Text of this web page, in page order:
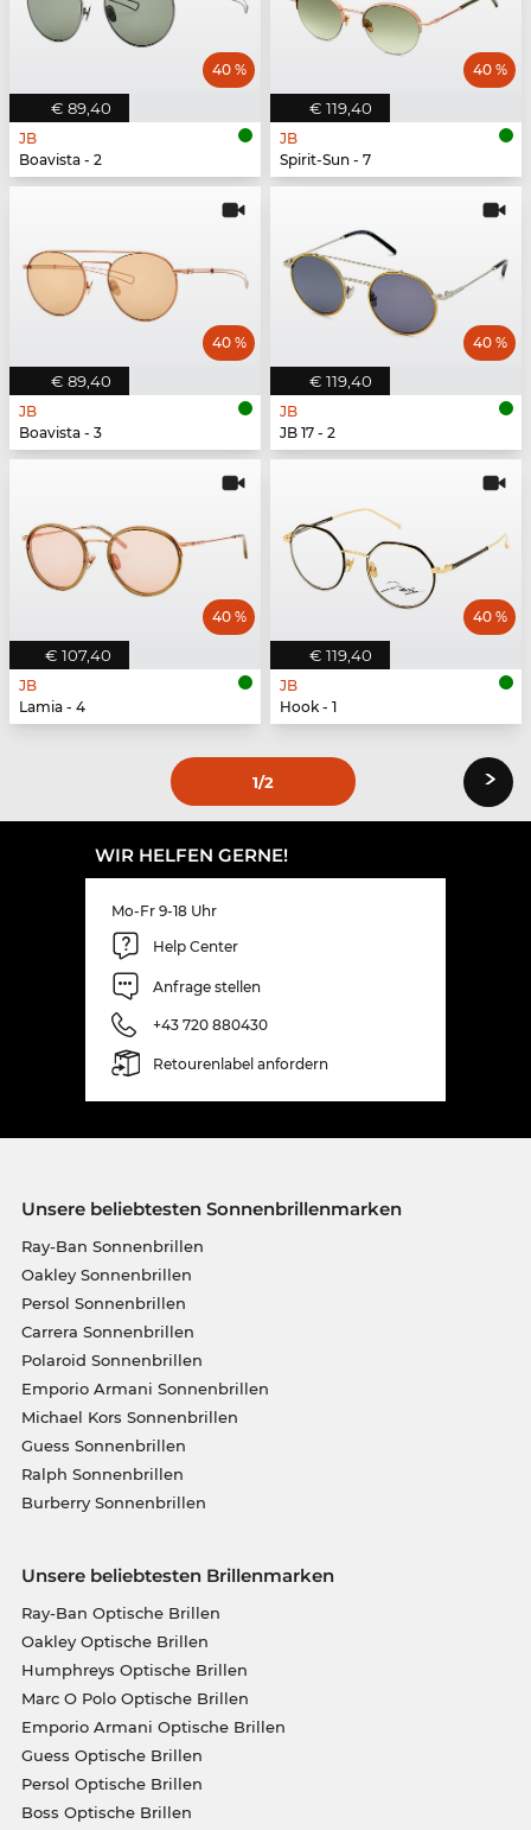
€ 89,40
40 %
JB
Boavista - 2
€ 119,40
40 %
JB
Spirit-Sun - 7
€ 89,40
40 %
JB
Boavista - 3
€ 119,40
40 %
JB
JB 17 - 2
€ 107,40
40 %
JB
Lamia - 4
€ 119,40
40 %
JB
Hook - 1
1/2 ›
WIR HELFEN GERNE!
Mo-Fr 9-18 Uhr
Help Center
Anfrage stellen
+43 720 880430
Retourenlabel anfordern
Unsere beliebtesten Sonnenbrillenmarken
Ray-Ban Sonnenbrillen
Oakley Sonnenbrillen
Persol Sonnenbrillen
Carrera Sonnenbrillen
Polaroid Sonnenbrillen
Emporio Armani Sonnenbrillen
Michael Kors Sonnenbrillen
Guess Sonnenbrillen
Ralph Sonnenbrillen
Burberry Sonnenbrillen
Unsere beliebtesten Brillenmarken
Ray-Ban Optische Brillen
Oakley Optische Brillen
Humphreys Optische Brillen
Marc O Polo Optische Brillen
Emporio Armani Optische Brillen
Guess Optische Brillen
Persol Optische Brillen
Boss Optische Brillen